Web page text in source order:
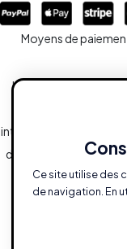
Moyens de
Le site est la propriété
ainsi que
intégrale ou partielle,
des propriétaires.
site sont
Ce site utilise des
de navigation. En